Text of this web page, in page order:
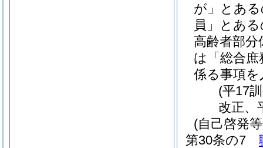
が」とあ
員」とあ
高齢者部
は「総合
係る事項
(平17
改正、
(自己啓発
第30条の7